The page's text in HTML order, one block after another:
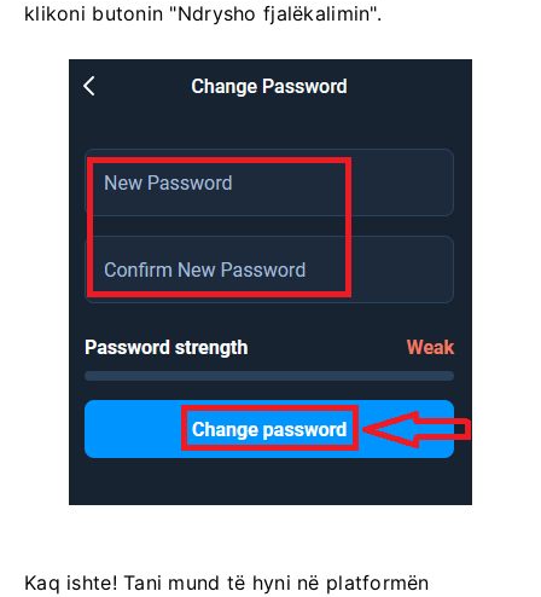
klikoni butonin "Ndrysho fjalëkalimin".
Kaq ishte! Tani mund të hyni në platformën